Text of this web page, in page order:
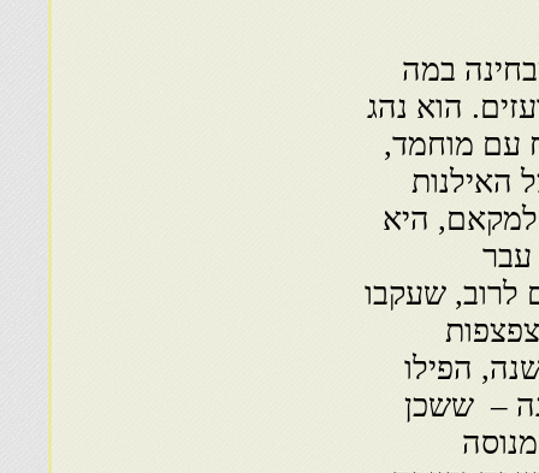
במה
הוא נהג
עם מוחמד,
האילנות
היא
עבר
לרוב, שעקבו
הפילו
– ששכן